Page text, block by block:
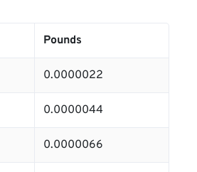
Pounds
0.0000022
0.0000044
0.0000066